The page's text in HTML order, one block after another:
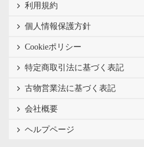
利用規約
個人情報保護方針
Cookieポリシー
特定商取引法に基づく表記
古物営業法に基づく表記
会社概要
ヘルプページ